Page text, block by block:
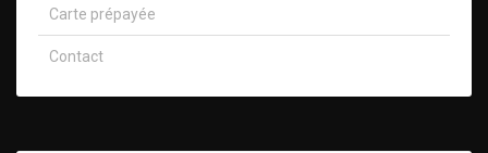
Carte prépayée
Contact